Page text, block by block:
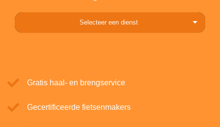
Selecteer een dienst
Gratis haal- en brengservice
Gecertificeerde fietsenmakers